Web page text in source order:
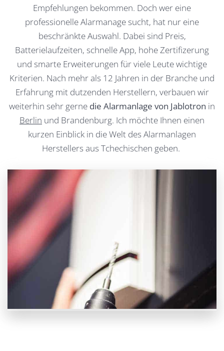
Empfehlungen bekommen. Doch wer eine
professionelle Alarmanage sucht, hat nur eine
beschränkte Auswahl. Dabei sind Preis,
Batterielaufzeiten, schnelle App, hohe Zertifizerung
und smarte Erweiterungen für viele Leute wichtige
Kriterien. Nach mehr als 12 Jahren in der Branche und
Erfahrung mit dutzenden Herstellern, verbauen wir
weiterhin sehr gerne die Alarmanlage von Jablotron in
Berlin und Brandenburg. Ich möchte Ihnen einen
kurzen Einblick in die Welt des Alarmanlagen
Herstellers aus Tchechischen geben.